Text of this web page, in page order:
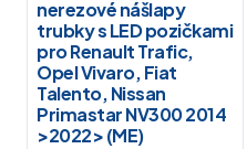
nerezové nášlapy
trubky s LED pozičkami
pro Renault Trafic,
Opel Vivaro, Fiat
Talento, Nissan
Primastar NV300 2014
>2022> (ME)